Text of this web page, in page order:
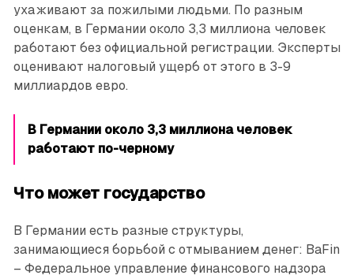
ухаживают за пожилыми людьми. По разным
оценкам, в Германии ­около 3,3 миллиона человек
работают без официальной регистрации. Эксперты
оценивают налоговый ущерб от этого в 3-9
миллиардов евро.
В Германии около 3,3 миллиона человек
работают по-черному
Что может государство
В Германии есть разные структуры,
занимающиеся борьбой с отмыванием денег: BaFin
– Федеральное управление финансового надзора